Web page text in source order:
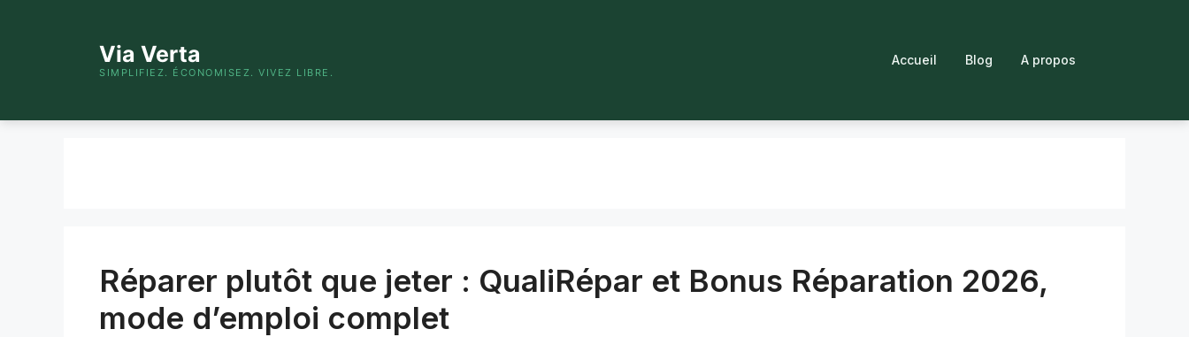
Via Verta
SIMPLIFIEZ. ÉCONOMISEZ. VIVEZ LIBRE.
Accueil Blog A propos
Réparer plutôt que jeter : QualiRépar et Bonus Réparation 2026,
mode d’emploi complet